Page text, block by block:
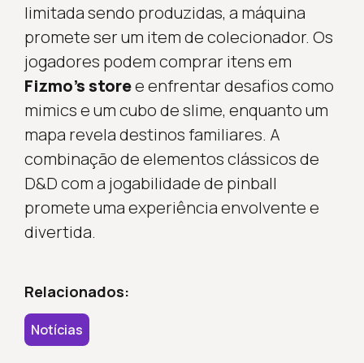
limitada sendo produzidas, a máquina
promete ser um item de colecionador. Os
jogadores podem comprar itens em
Fizmo’s storee enfrentar desafios como
mimics e um cubo de slime, enquanto um
mapa revela destinos familiares. A
combinação de elementos clássicos de
D&D com a jogabilidade de pinball
promete uma experiência envolvente e
divertida.
Relacionados:
Notícias